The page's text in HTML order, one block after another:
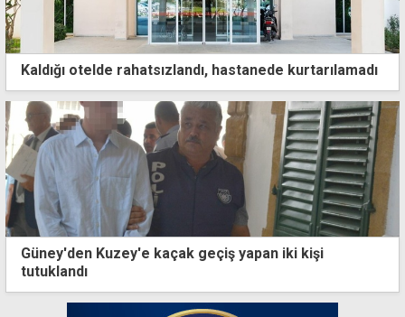
Kaldığı otelde rahatsızlandı, hastanede kurtarılamadı
Güney'den Kuzey'e kaçak geçiş yapan iki kişi
tutuklandı